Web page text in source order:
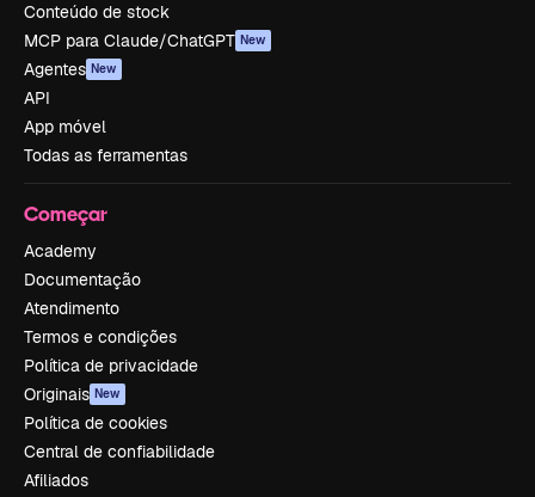
Conteúdo de stock
MCP para Claude/ChatGPT New
Agentes New
API
App móvel
Todas as ferramentas
Começar
Academy
Documentação
Atendimento
Termos e condições
Política de privacidade
Originais New
Política de cookies
Central de confiabilidade
Afiliados